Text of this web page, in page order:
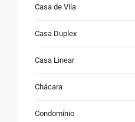
Casa de Vila
Casa Duplex
Casa Linear
Chácara
Condomínio